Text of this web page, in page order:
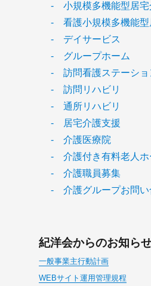
- 小規模多機能型居宅
- 看護小規模多機能型
- デイサービス
- グループホーム
- 訪問看護ステーショ
- 訪問リハビリ
- 通所リハビリ
- 居宅介護支援
- 介護医療院
- 介護付き有料老人ホ
- 介護職員募集
- 介護グループお問い
紀洋会からのお知ら
一般事業主行動計画
WEBサイト運用管理規程